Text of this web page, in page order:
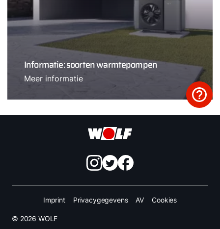
Informatie: soorten warmtepompen
Meer informatie
© 2026 WOLF
Imprint Privacygegevens AV Cookies